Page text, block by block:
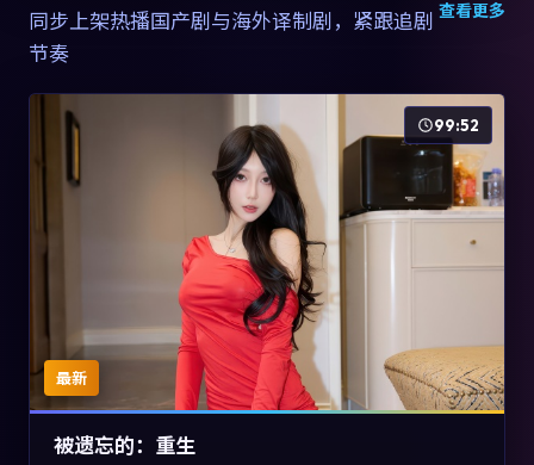
同步上架热播国产剧与海外译制剧，紧跟追剧
节奏
查看更多
最新
99:52
被遗忘的：重生